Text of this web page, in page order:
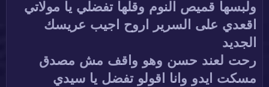
ولبسها قميص النوم وقلها تفضلي يا مولاتي
اقعدي على السرير اروح اجيب عريسك
الجديد
رحت لعند حسن وهو واقف مش مصدق
مسكت ايدو وانا اقولو تفضل يا سيدي